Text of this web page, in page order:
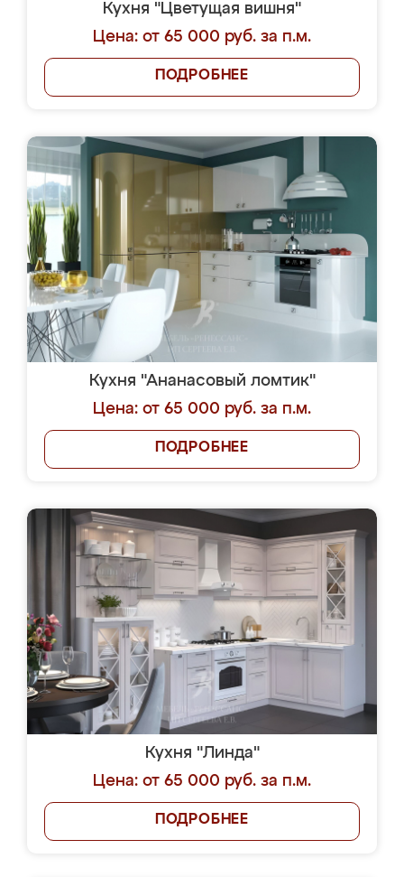
Кухня "Цветущая вишня"
Цена: от 65 000 руб. за п.м.
ПОДРОБНЕЕ
Кухня "Ананасовый ломтик"
Цена: от 65 000 руб. за п.м.
ПОДРОБНЕЕ
Кухня "Линда"
Цена: от 65 000 руб. за п.м.
ПОДРОБНЕЕ